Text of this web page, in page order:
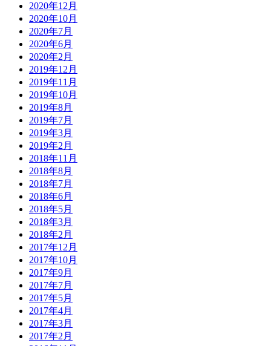
2020年12月
2020年10月
2020年7月
2020年6月
2020年2月
2019年12月
2019年11月
2019年10月
2019年8月
2019年7月
2019年3月
2019年2月
2018年11月
2018年8月
2018年7月
2018年6月
2018年5月
2018年3月
2018年2月
2017年12月
2017年10月
2017年9月
2017年7月
2017年5月
2017年4月
2017年3月
2017年2月